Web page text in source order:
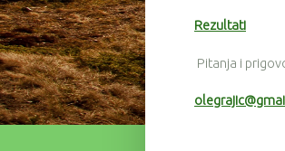
Rezultati
Pitanja i